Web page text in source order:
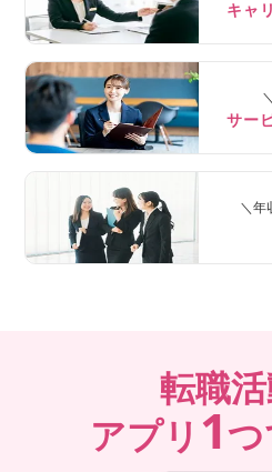
キャ
サー
＼年
転職
アプリ 1つ